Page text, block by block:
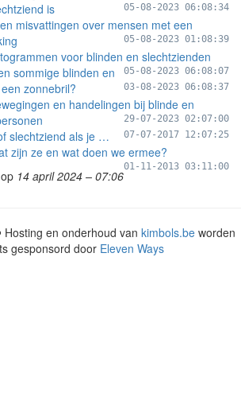
is
05-08-2023 06:08:34
misvattingen over mensen met een
05-08-2023 01:08:39
voor blinden en slechtzienden
05-08-2023 06:08:07
sommige blinden en
zonnebril?
03-08-2023 06:08:37
en handelingen bij blinde en
29-07-2023 02:07:00
slechtziend als je … 07-07-2017 12:07:25
zijn ze en wat doen we ermee?
01-11-2013 03:11:00
14 april 2024 – 07:06
en onderhoud van kimbols.beworden
gesponsord door Eleven Ways